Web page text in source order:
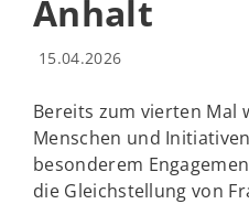
Anhalt
15.04.2026
Bereits zum vierten Mal
Menschen und
besonderem
die Gleichstellung von